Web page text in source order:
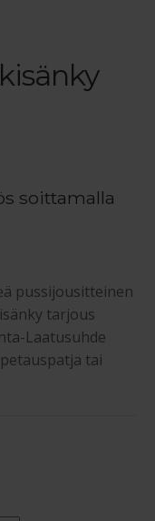
soittamalla
pussijousitteinen
tarjous
Laatusuhde
tai